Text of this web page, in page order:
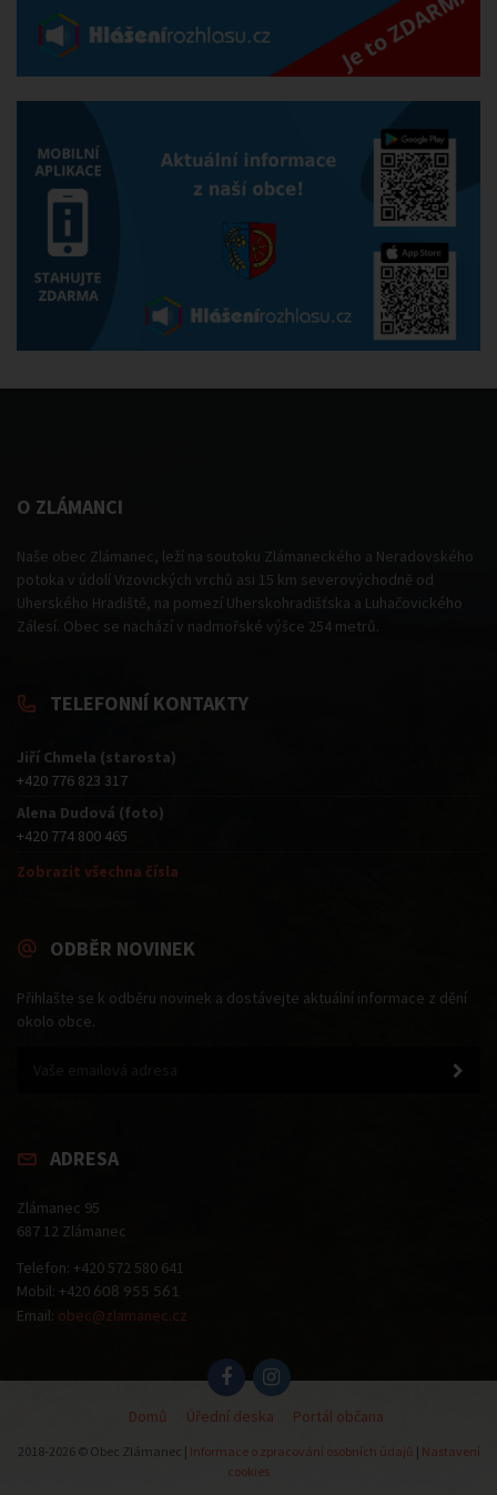
O ZLÁMANCI
Naše obec Zlámanec, leží na soutoku Zlámaneckého a Neradovského
potoka v údolí Vizovických vrchů asi 15 km severovýchodně od
Uherského Hradiště, na pomezí Uherskohradišťska a Luhačovického
Zálesí. Obec se nachází v nadmořské výšce 254 metrů.
TELEFONNÍ KONTAKTY
Jiří Chmela (starosta)
+420 776 823 317
Alena Dudová (foto)
+420 774 800 465
Zobrazit všechna čísla
ODBĚR NOVINEK
Přihlašte se k odběru novinek a dostávejte aktuální informace z dění
okolo obce.
ADRESA
Zlámanec 95
687 12 Zlámanec
Telefon: +420 572 580 641
Mobil: +420 608 955 561
Email: obec@zlamanec.cz
Domů Úřední deska Portál občana
2018-2026 © Obec Zlámanec | Informace o zpracování osobních údajů | Nastavení
cookies